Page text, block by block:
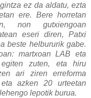
ez da aldatu, ezta
ere. Bere horretan
non gutxiengoan
eseri diren, Patxi
beste helbururik gabe.
martxoan LAB eta
zuten, eta hiru
ari ziren erreforma
azken 20 urteetan
lepotik burua.